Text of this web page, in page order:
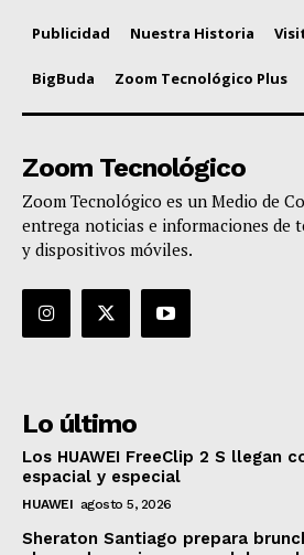
Publicidad Nuestra Historia
BigBuda Zoom Tecnológico Plus
Zoom Tecnológico
Zoom Tecnológico es un Medio de
entrega noticias e informaciones de
y dispositivos móviles.
Lo último
Los HUAWEI FreeClip 2 S llegan
espacial y especial
HUAWEI agosto 5, 2026
Sheraton Santiago prepara